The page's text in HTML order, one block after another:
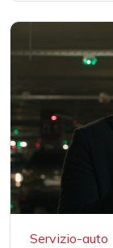
Servizio-auto